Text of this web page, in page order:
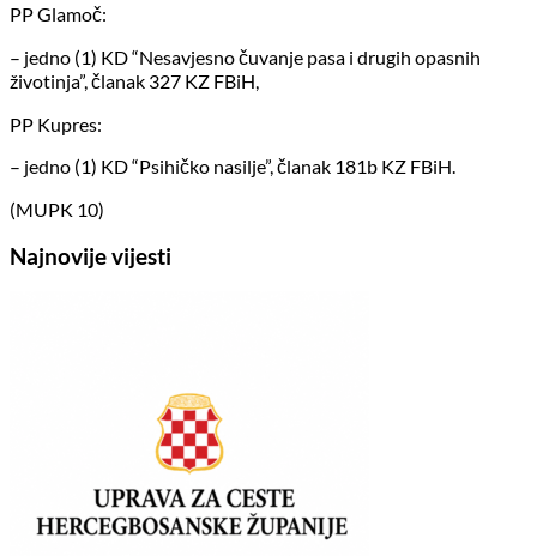
PP Glamoč:
– jedno (1) KD “Nesavjesno čuvanje pasa i drugih opasnih
životinja”, članak 327 KZ FBiH,
PP Kupres:
– jedno (1) KD “Psihičko nasilje”, članak 181b KZ FBiH.
(MUPK 10)
Najnovije vijesti